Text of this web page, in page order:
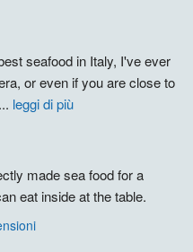
seafood in Italy, I've ever
or even if you are close to
leggi di più
made sea food for a
eat inside at the table.